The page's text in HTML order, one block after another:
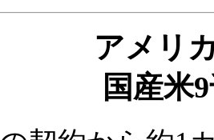
アメリ
国産米